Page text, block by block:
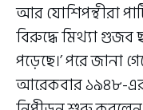
আর যোশিপন্থীরা
বিরুদ্ধে মিথ্যা গুজব
পড়েছে।’ পরে জানা
আরেকবার ১৯৪৮-